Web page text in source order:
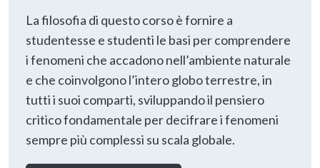
La filosofia di questo corso è fornire a
studentesse e studenti le basi per comprendere
i fenomeni che accadono nell’ambiente naturale
e che coinvolgono l’intero globo terrestre, in
tutti i suoi comparti, sviluppando il pensiero
critico fondamentale per decifrare i fenomeni
sempre più complessi su scala globale.